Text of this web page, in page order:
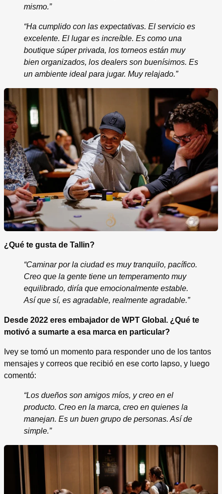
mismo.”
“Ha cumplido con las expectativas. El servicio es
excelente. El lugar es increíble. Es como una
boutique súper privada, los torneos están muy
bien organizados, los dealers son buenísimos. Es
un ambiente ideal para jugar. Muy relajado.”
¿Qué te gusta de Tallin?
“Caminar por la ciudad es muy tranquilo, pacífico.
Creo que la gente tiene un temperamento muy
equilibrado, diría que emocionalmente estable.
Así que sí, es agradable, realmente agradable.”
Desde 2022 eres embajador de WPT Global. ¿Qué te
motivó a sumarte a esa marca en particular?
Ivey se tomó un momento para responder uno de los tantos
mensajes y correos que recibió en ese corto lapso, y luego
comentó:
“Los dueños son amigos míos, y creo en el
producto. Creo en la marca, creo en quienes la
manejan. Es un buen grupo de personas. Así de
simple.”